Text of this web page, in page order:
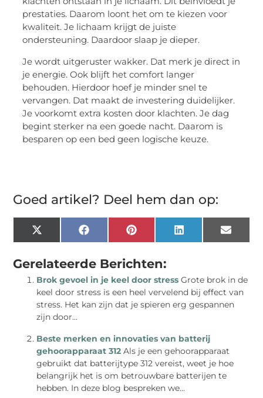
prestaties. Daarom loont het om te kiezen voor
kwaliteit. Je lichaam krijgt de juiste
ondersteuning. Daardoor slaap je dieper.
Je wordt uitgeruster wakker. Dat merk je direct in
je energie. Ook blijft het comfort langer
behouden. Hierdoor hoef je minder snel te
vervangen. Dat maakt de investering duidelijker.
Je voorkomt extra kosten door klachten. Je dag
begint sterker na een goede nacht. Daarom is
besparen op een bed geen logische keuze.
Goed artikel? Deel hem dan op:
X
(Twitter)
FacebookPinterestLinkedInEmail
Gerelateerde Berichten:
Brok gevoel in je keel door stress Grote brok in de
keel door stress is een heel vervelend bij effect van
stress. Het kan zijn dat je spieren erg gespannen
zijn door...
Beste merken en innovaties van batterij
gehoorapparaat 312 Als je een gehoorapparaat
gebruikt dat batterijtype 312 vereist, weet je hoe
belangrijk het is om betrouwbare batterijen te
hebben. In deze blog bespreken we...